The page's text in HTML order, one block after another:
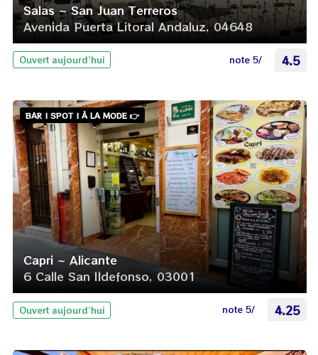
Salas ~ San Juan Terreros
Avenida Puerta Litoral Andaluz, 04648
Ouvert aujourd’hui note 5/ 4.5
BAR | SPOT | À LA MODE 👉
Capri ~ Alicante
6 Calle San Ildefonso, 03001
Ouvert aujourd’hui note 5/ 4.25